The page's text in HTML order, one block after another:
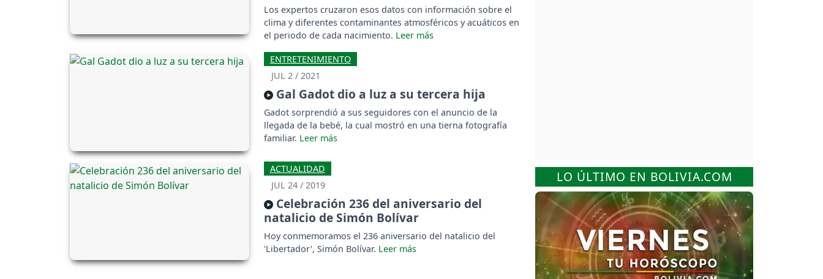
Los expertos cruzaron esos datos con información sobre el
clima y diferentes contaminantes atmosféricos y acuáticos en
el periodo de cada nacimiento.
ENTRETENIMIENTO
JUL 2 / 2021
Gal Gadot dio a luz a su tercera hija
Gadot sorprendió a sus seguidores con el anuncio de la
llegada de la bebé, la cual mostró en una tierna fotografía
familiar.
ACTUALIDAD
JUL 24 / 2019
Celebración 236 del aniversario del
natalicio de Simón Bolívar
Hoy conmemoramos el 236 aniversario del natalicio del
'Libertador', Simón Bolívar.
LO ÚLTIMO EN BOLIVIA.COM